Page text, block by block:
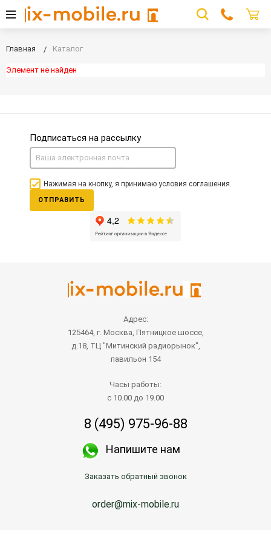
Главная Каталог
Элемент не найден
Подписаться на рассылку
Нажимая на кнопку, я принимаю условия соглашения.
ОТПРАВИТЬ
Адрес:
125464, г. Москва, Пятницкое шоссе,
д.18, ТЦ "Митинский радиорынок",
павильон 154
Часы работы:
с 10.00 до 19.00
8 (495) 975-96-88
Напишите нам
Заказать обратный звонок
order@mix-mobile.ru